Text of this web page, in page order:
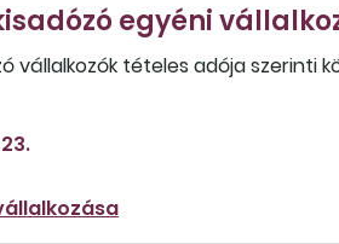
egyéni
vállalkozók tételes adója szerinti